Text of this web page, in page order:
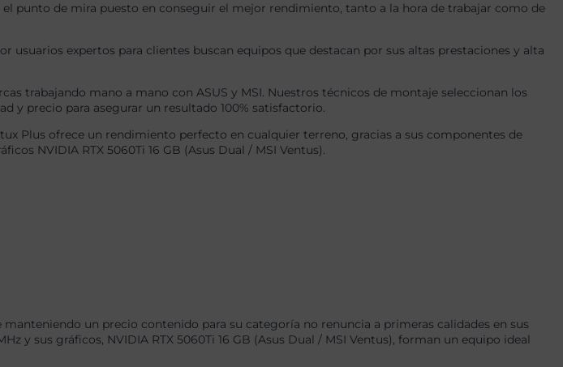
punto de mira puesto en conseguir el mejor rendimiento, tanto a la hora de trabajar como de
usuarios expertos para clientes buscan equipos que destacan por sus altas prestaciones y alta
trabajando mano a mano con ASUS y MSI. Nuestros técnicos de montaje seleccionan los
y precio para asegurar un resultado 100% satisfactorio.
Plus ofrece un rendimiento perfecto en cualquier terreno, gracias a sus componentes de
NVIDIA RTX 5060Ti 16 GB (Asus Dual / MSI Ventus).
un precio contenido para su categoría no renuncia a primeras calidades en sus
y sus gráficos, NVIDIA RTX 5060Ti 16 GB (Asus Dual / MSI Ventus), forman un equipo ideal